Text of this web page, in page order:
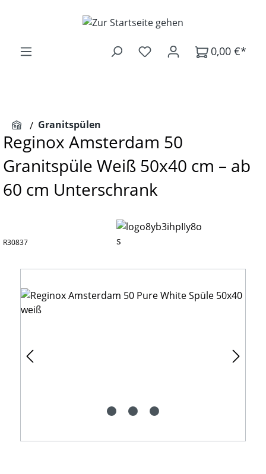
Zum Hauptinhalt springen
0,00 €*
Granitspülen
Reginox Amsterdam 50
Granitspüle Weiß 50x40 cm – ab
60 cm Unterschrank
R30837